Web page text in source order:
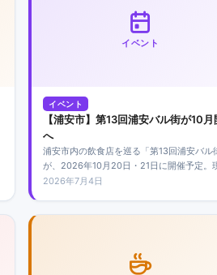
イベント
イベント
【浦安市】第13回浦安バル街が10月
へ
浦安市内の飲食店を巡る「第13回浦安バル
が、2026年10月20日・21日に開催予定。
は参加店舗を募集しています。
2026年7月4日